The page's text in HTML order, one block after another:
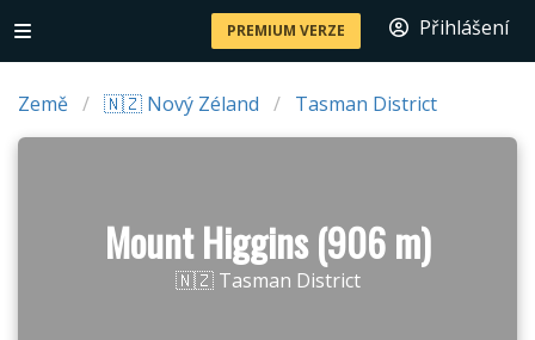
PREMIUM VERZE Přihlášení
Země 🇳🇿 Nový Zéland Tasman District
Mount Higgins (906 m)
🇳🇿 Tasman District